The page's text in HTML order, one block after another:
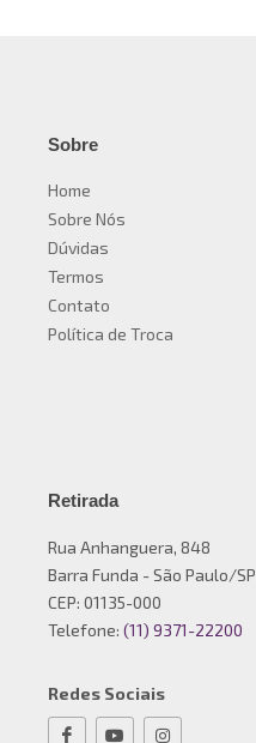
Sobre
Home
Sobre Nós
Dúvidas
Termos
Contato
Política de Troca
Retirada
Rua Anhanguera, 848
Barra Funda - São Paulo/SP
CEP: 01135-000
Telefone: (11) 9371-22200
Redes Sociais